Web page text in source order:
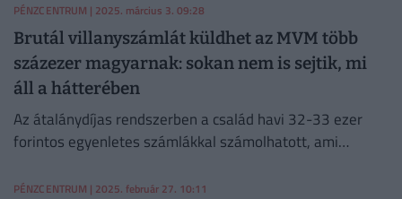
PÉNZCENTRUM | 2025. március 3. 09:28
Brutál villanyszámlát küldhet az MVM több
százezer magyarnak: sokan nem is sejtik, mi
áll a hátterében
Az átalánydíjas rendszerben a család havi 32-33 ezer
forintos egyenletes számlákkal számolhatott, ami
az év során.
PÉNZCENTRUM | 2025. február 27. 10:11